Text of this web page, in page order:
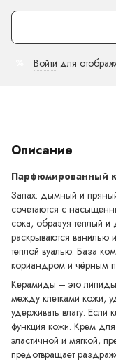
Войти для
Описание
Парфюмированный
Запах: дымный и
сочетаются с
сока, образуя теплый
раскрываются ванилью
теплой вуалью. База
кориандром и чёрным
Керамиды – это
между клетками кожи,
удерживать влагу.
функция кожи. Крем
эластичной и мягкой,
предотвращает